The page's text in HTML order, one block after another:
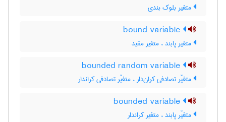
متغیر بلوک بندی
متغیر پابند ، متغیر مقید
متغیّر تصادفی کران‌دار ، متغیّر تصادفی کراندار
متغیّر پابند ، متغیر کراندار